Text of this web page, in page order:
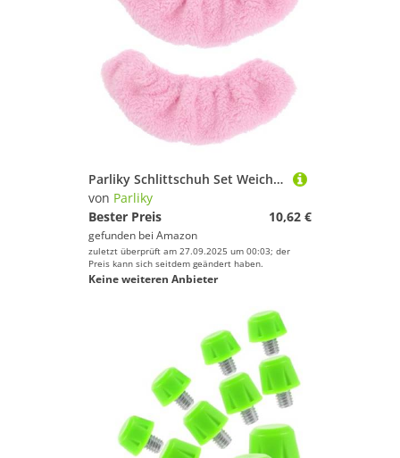
Parliky Schlittschuh Set Weiche Schlittschuhschoner Schlittschuhkufen Überzüge Schlittschuh Überzüge Für Kufen Hockey Und Eiskunstlauf Soaker Flauschige
von Parliky
Bester Preis
10,62 €
gefunden bei Amazon
zuletzt überprüft am 27.09.2025 um 00:03; der
Preis kann sich seitdem geändert haben.
Keine weiteren Anbieter